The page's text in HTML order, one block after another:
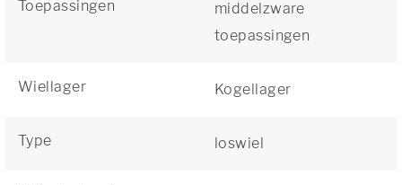
Toepassingen
middelzware
toepassingen
Wiellager Kogellager
Type loswiel